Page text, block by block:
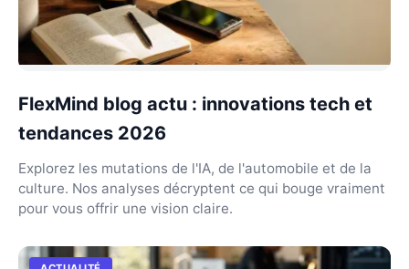
FlexMind blog actu : innovations tech et
tendances 2026
Explorez les mutations de l'IA, de l'automobile et de la
culture. Nos analyses décryptent ce qui bouge vraiment
pour vous offrir une vision claire.